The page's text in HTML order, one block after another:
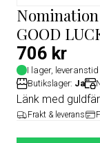
GOOD
706 kr
I lager,
Butikslager: Ja
Länk med
Frakt & leverans